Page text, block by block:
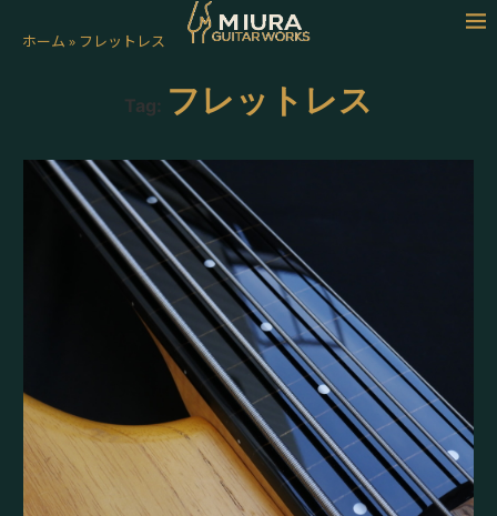
ホーム » フレットレス
Tag: フレットレス